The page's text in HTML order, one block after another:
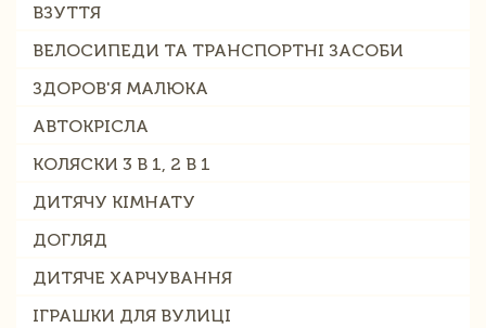
ВЗУТТЯ
ВЕЛОСИПЕДИ ТА ТРАНСПОРТНІ ЗАСОБИ
ЗДОРОВ'Я МАЛЮКА
АВТОКРІСЛА
КОЛЯСКИ 3 В 1, 2 В 1
ДИТЯЧУ КІМНАТУ
ДОГЛЯД
ДИТЯЧЕ ХАРЧУВАННЯ
ІГРАШКИ ДЛЯ ВУЛИЦІ